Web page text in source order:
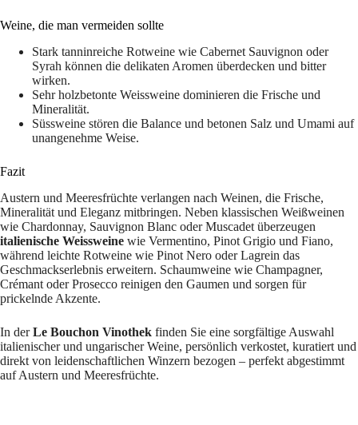
Weine, die man vermeiden sollte
Stark tanninreiche Rotweine wie Cabernet Sauvignon oder
Syrah können die delikaten Aromen überdecken und bitter
wirken.
Sehr holzbetonte Weissweine dominieren die Frische und
Mineralität.
Süssweine stören die Balance und betonen Salz und Umami auf
unangenehme Weise.
Fazit
Austern und Meeresfrüchte verlangen nach Weinen, die Frische,
Mineralität und Eleganz mitbringen. Neben klassischen Weißweinen
wie Chardonnay, Sauvignon Blanc oder Muscadet überzeugen
italienische Weissweine wie Vermentino, Pinot Grigio und Fiano,
während leichte Rotweine wie Pinot Nero oder Lagrein das
Geschmackserlebnis erweitern. Schaumweine wie Champagner,
Crémant oder Prosecco reinigen den Gaumen und sorgen für
prickelnde Akzente.
In derLe Bouchon Vinothek finden Sie eine sorgfältige Auswahl
italienischer und ungarischer Weine, persönlich verkostet, kuratiert und
direkt von leidenschaftlichen Winzern bezogen – perfekt abgestimmt
auf Austern und Meeresfrüchte.